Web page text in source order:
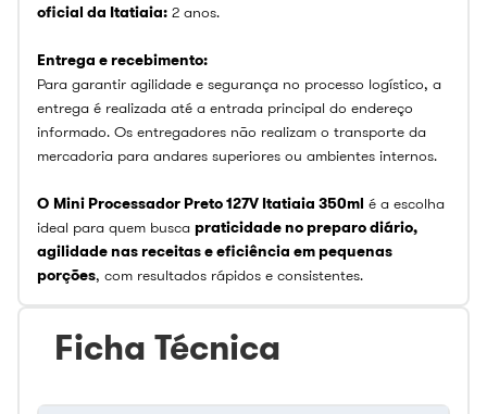
oficial da Itatiaia: 2 anos.
Entrega e recebimento:
Para garantir agilidade e segurança no processo logístico, a
entrega é realizada até a entrada principal do endereço
informado. Os entregadores não realizam o transporte da
mercadoria para andares superiores ou ambientes internos.
O Mini Processador Preto 127V Itatiaia 350ml é a escolha
ideal para quem busca praticidade no preparo diário,
agilidade nas receitas e eficiência em pequenas
porções, com resultados rápidos e consistentes.
Ficha Técnica